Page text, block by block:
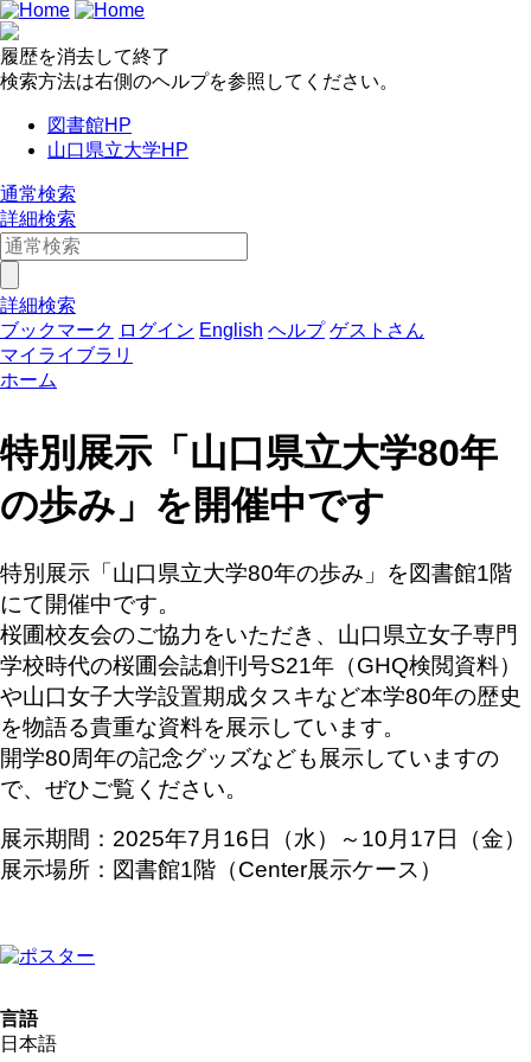
履歴を消去して終了
検索方法は右側のヘルプを参照してください。
図書館HP
山口県立大学HP
通常検索
詳細検索
詳細検索
ブックマーク ログイン English ヘルプ ゲストさん
マイライブラリ
ホーム
特別展示「山口県立大学80年
の歩み」を開催中です
特別展示「山口県立大学80年の歩み」を図書館1階
にて開催中です。
桜圃校友会のご協力をいただき、山口県立女子専門
学校時代の桜圃会誌創刊号S21年（GHQ検閲資料）
や山口女子大学設置期成タスキなど本学80年の歴史
を物語る貴重な資料を展示しています。
開学80周年の記念グッズなども展示していますの
で、ぜひご覧ください。
展示期間：2025年7月16日（水）～10月17日（金）
展示場所：図書館1階（Center展示ケース）
言語
日本語